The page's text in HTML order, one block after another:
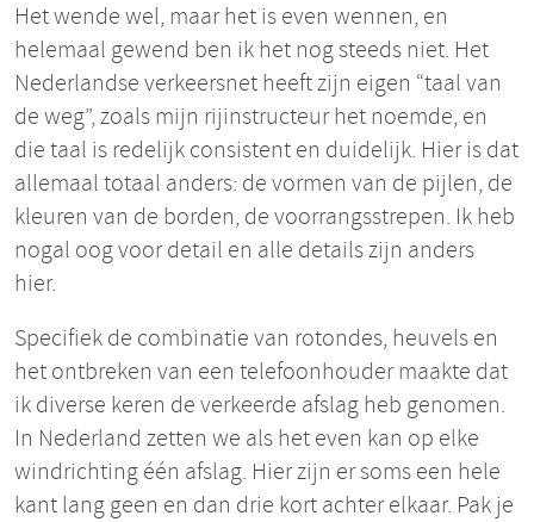
Het wende wel, maar het is even wennen, en
helemaal gewend ben ik het nog steeds niet. Het
Nederlandse verkeersnet heeft zijn eigen “taal van
de weg”, zoals mijn rijinstructeur het noemde, en
die taal is redelijk consistent en duidelijk. Hier is dat
allemaal totaal anders: de vormen van de pijlen, de
kleuren van de borden, de voorrangsstrepen. Ik heb
nogal oog voor detail en alle details zijn anders
hier.
Specifiek de combinatie van rotondes, heuvels en
het ontbreken van een telefoonhouder maakte dat
ik diverse keren de verkeerde afslag heb genomen.
In Nederland zetten we als het even kan op elke
windrichting één afslag. Hier zijn er soms een hele
kant lang geen en dan drie kort achter elkaar. Pak je